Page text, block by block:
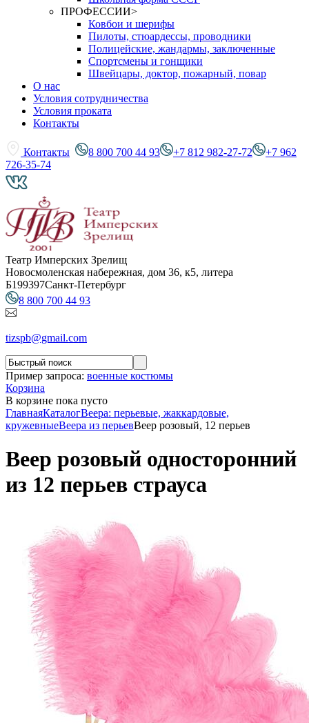
ПРОФЕССИИ>
Ковбои и шерифы
Пилоты, стюардессы, проводники
Полицейские, жандармы, заключенные
Спортсмены и гонщики
Швейцары, доктор, пожарный, повар
О нас
Условия сотрудничества
Условия проката
Контакты
Контакты 8 800 700 44 93 +7 812 982-27-72
+7 962
726-35-74
Театр Имперских Зрелищ
Новосмоленская набережная, дом 36, к5, литера
Б199397Санкт-Петербург
8 800 700 44 93
tizspb@gmail.com
Пример запроса: военные костюмы
Корзина
В корзине пока пусто
ГлавнаяКаталогВеера: перьевые, жаккардовые,
кружевныеВеера из перьевВеер розовый, 12 перьев
Веер розовый односторонний
из 12 перьев страуса